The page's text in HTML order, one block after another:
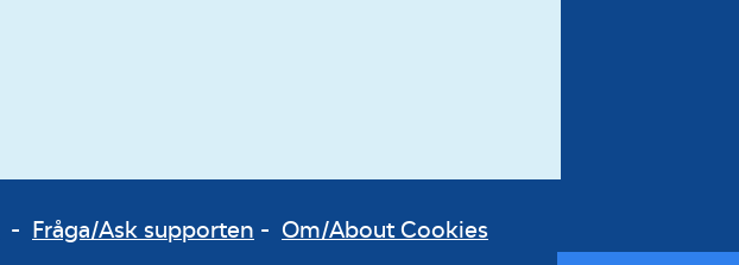
- Fråga/Ask supporten - Om/About Cookies